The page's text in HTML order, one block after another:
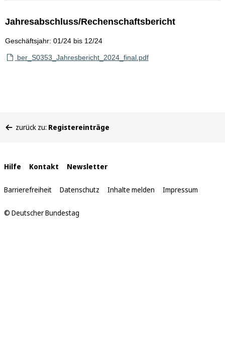
Jahresabschluss/Rechenschaftsbericht
Geschäftsjahr: 01/24 bis 12/24
ber_S0353_Jahresbericht_2024_final.pdf
befinden
zurück zu: Registereinträge
Interne
Links
Hilfe Kontakt Newsletter
Barrierefreiheit Datenschutz Inhalte melden Impressum
© Deutscher Bundestag